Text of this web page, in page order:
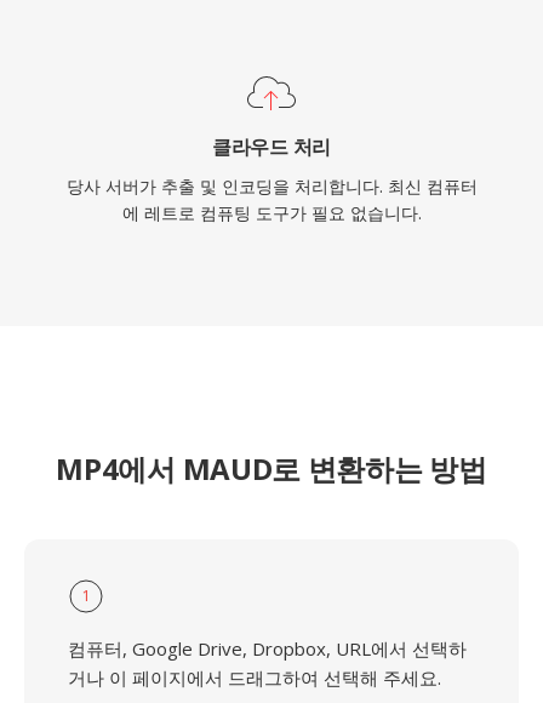
클라우드 처리
당사 서버가 추출 및 인코딩을 처리합니다. 최신 컴퓨터
에 레트로 컴퓨팅 도구가 필요 없습니다.
MP4에서 MAUD로 변환하는 방법
1
컴퓨터, Google Drive, Dropbox, URL에서 선택하
거나 이 페이지에서 드래그하여 선택해 주세요.